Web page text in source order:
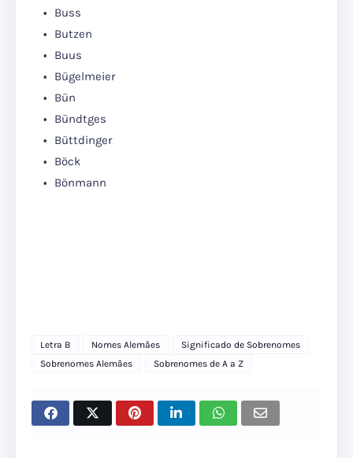
Buss
Butzen
Buus
Bügelmeier
Bün
Bündtges
Büttdinger
Böck
Bönmann
Letra B Nomes Alemães
Significado de Sobrenomes
Sobrenomes Alemães
Sobrenomes de A a Z